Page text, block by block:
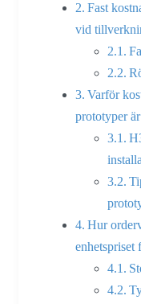
Fast
vid
Varför
prototyper
Hur
enhetspriset